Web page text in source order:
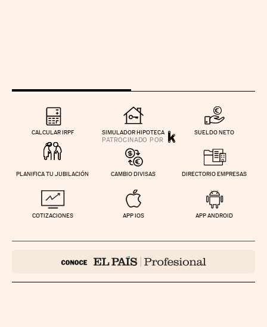
CALCULAR IRPF SIMULADOR HIPOTECA SUELDO NETO
PLANIFICA TU JUBILACIÓN CAMBIO DIVISAS DIRECTORIO EMPRESAS
COTIZACIONES APP IOS APP ANDROID